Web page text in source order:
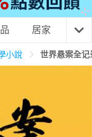
居家 3C
小說 世界悬案全